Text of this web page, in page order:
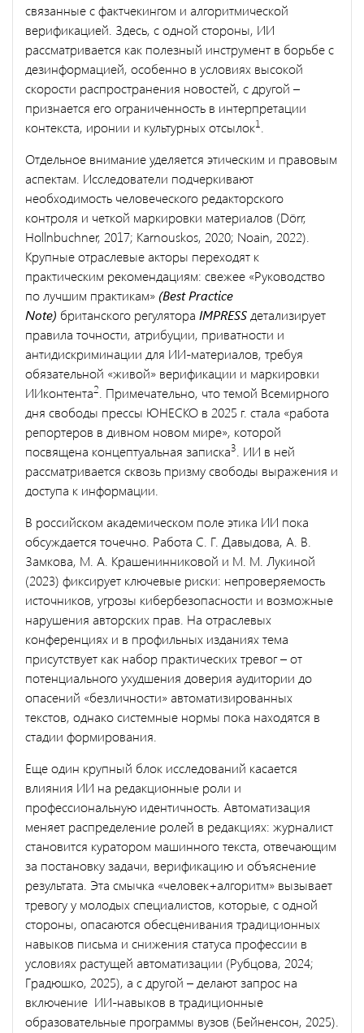
связанные с фактчекингом и алгоритмической
верификацией. Здесь, с одной стороны, ИИ
рассматривается как полезный инструмент в борьбе с
дезинформацией, особенно в условиях высокой
скорости распространения новостей, с другой –
признается его ограниченность в интерпретации
контекста, иронии и культурных отсылок1
Отдельное внимание уделяется этическим и правовым
аспектам. Исследователи подчеркивают
необходимость человеческого редакторского
контроля и четкой маркировки материалов (Dörr,
Hollnbuchner, 2017; Karnouskos, 2020; Noain, 2022).
Крупные отраслевые акторы переходят к
практическим рекомендациям: свежее «Руководство
по лучшим практикам» (Best Practice
Note) британского регулятора IMPRESS детализирует
правила точности, атрибуции, приватности и
антидискриминации для ИИ-материалов, требуя
обязательной «живой» верификации и маркировки
ИИконтента2 . Примечательно, что темой Всемирного
дня свободы прессы ЮНЕСКО в 2025 г. стала «работа
репортеров в дивном новом мире», которой
посвящена концептуальная записка3 . ИИ в ней
рассматривается сквозь призму свободы выражения и
доступа к информации.
В российском академическом поле этика ИИ пока
обсуждается точечно. Работа С. Г. Давыдова, А. В.
Замкова, М. А. Крашенинниковой и М. М. Лукиной
(2023) фиксирует ключевые риски: непроверяемость
источников, угрозы кибербезопасности и возможные
нарушения авторских прав. На отраслевых
конференциях и в профильных изданиях тема
присутствует как набор практических тревог – от
потенциального ухудшения доверия аудитории до
опасений «безличности» автоматизированных
текстов, однако системные нормы пока находятся в
стадии формирования.
Еще один крупный блок исследований касается
влияния ИИ на редакционные роли и
профессиональную идентичность. Автоматизация
меняет распределение ролей в редакциях: журналист
становится куратором машинного текста, отвечающим
за постановку задачи, верификацию и объяснение
результата. Эта смычка «человек+алгоритм» вызывает
тревогу у молодых специалистов, которые, с одной
стороны, опасаются обесценивания традиционных
навыков письма и снижения статуса профессии в
условиях растущей автоматизации (Рубцова, 2024;
Градюшко, 2025), а с другой – делают запрос на
включение ИИ-навыков в традиционные
образовательные программы вузов (Бейненсон, 2025).